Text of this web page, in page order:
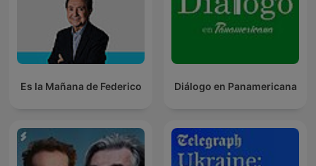
Es la Mañana de Federico Diálogo en Panamericana